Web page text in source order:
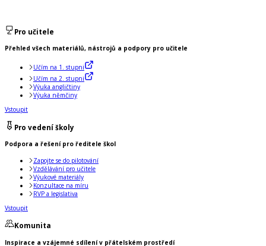
Pro učitele
Přehled všech materiálů, nástrojů a podpory pro učitele
Učím na 1. stupni
Učím na 2. stupni
Výuka angličtiny
Výuka němčiny
Vstoupit
Pro vedení školy
Podpora a řešení pro ředitele škol
Zapojte se do pilotování
Vzdělávání pro učitele
Výukové materiály
Konzultace na míru
RVP a legislativa
Vstoupit
Komunita
Inspirace a vzájemné sdílení v přátelském prostředí